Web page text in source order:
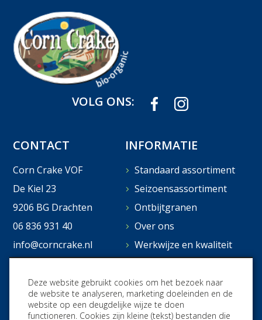
VOLG ONS:
CONTACT
Corn Crake VOF
De Kiel 23
9206 BG Drachten
06 836 931 40
info@corncrake.nl
INFORMATIE
Standaard assortiment
Seizoensassortiment
Ontbijtgranen
Over ons
Werkwijze en kwaliteit
Verkooppunten
Contact
Deze website gebruikt cookies om het bezoek naar
de website te analyseren, marketing doeleinden en de
website op een deugdelijke wijze te doen
functioneren. Cookies zijn kleine (tekst) bestanden die